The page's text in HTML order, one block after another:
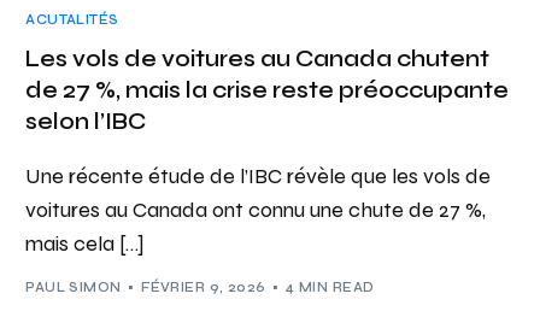
ACUTALITÉS
Les vols de voitures au Canada chutent
de 27 %, mais la crise reste préoccupante
selon l’IBC
Une récente étude de l’IBC révèle que les vols de
voitures au Canada ont connu une chute de 27 %,
mais cela […]
PAUL SIMON FÉVRIER 9, 2026 4 MIN READ